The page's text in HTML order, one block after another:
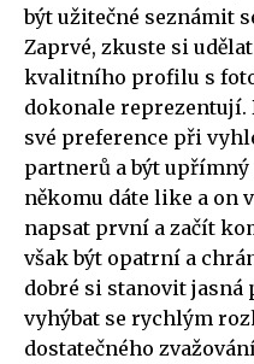
být užitečné seznámit
Zaprvé, zkuste si
kvalitního profilu s
dokonale reprezentují.
své preference při
partnerů a být upřímný
někomu dáte like a on
napsat první a začít
však být opatrní a
dobré si stanovit
vyhýbat se rychlým
dostatečného